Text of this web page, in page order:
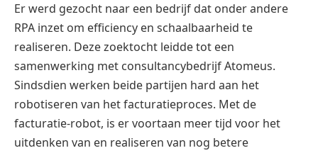
Er werd gezocht naar een bedrijf dat onder andere
RPA inzet om efficiency en schaalbaarheid te
realiseren. Deze zoektocht leidde tot een
samenwerking met consultancybedrijf Atomeus.
Sindsdien werken beide partijen hard aan het
robotiseren van het facturatieproces. Met de
facturatie-robot, is er voortaan meer tijd voor het
uitdenken van en realiseren van nog betere